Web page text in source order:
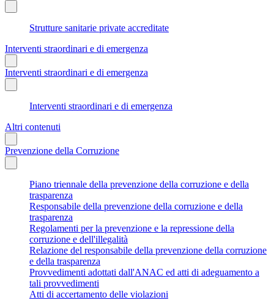
Strutture sanitarie private accreditate
Interventi straordinari e di emergenza
Interventi straordinari e di emergenza
Interventi straordinari e di emergenza
Altri contenuti
Prevenzione della Corruzione
Piano triennale della prevenzione della corruzione e della
trasparenza
Responsabile della prevenzione della corruzione e della
trasparenza
Regolamenti per la prevenzione e la repressione della
corruzione e dell'illegalità
Relazione del responsabile della prevenzione della corruzione
e della trasparenza
Provvedimenti adottati dall'ANAC ed atti di adeguamento a
tali provvedimenti
Atti di accertamento delle violazioni